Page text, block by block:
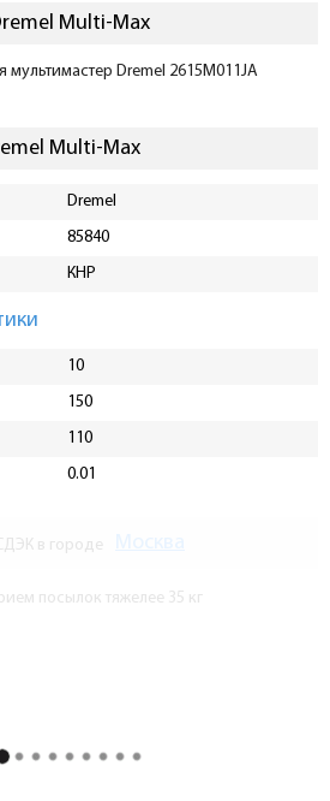
Multi-Max
мультимастер Dremel 2615M011JA
Multi-Max
Dremel
85840
КНР
10
150
110
0.01
в городе
посылок тяжелее 35 кг